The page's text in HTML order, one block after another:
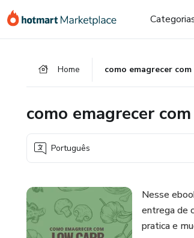
para
para
para
Home
como emagrecer
Português
Nesse
entrega de
pratica e